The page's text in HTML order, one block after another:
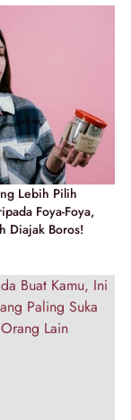
Lebih Pilih
Foya-Foya,
Diajak Boros!